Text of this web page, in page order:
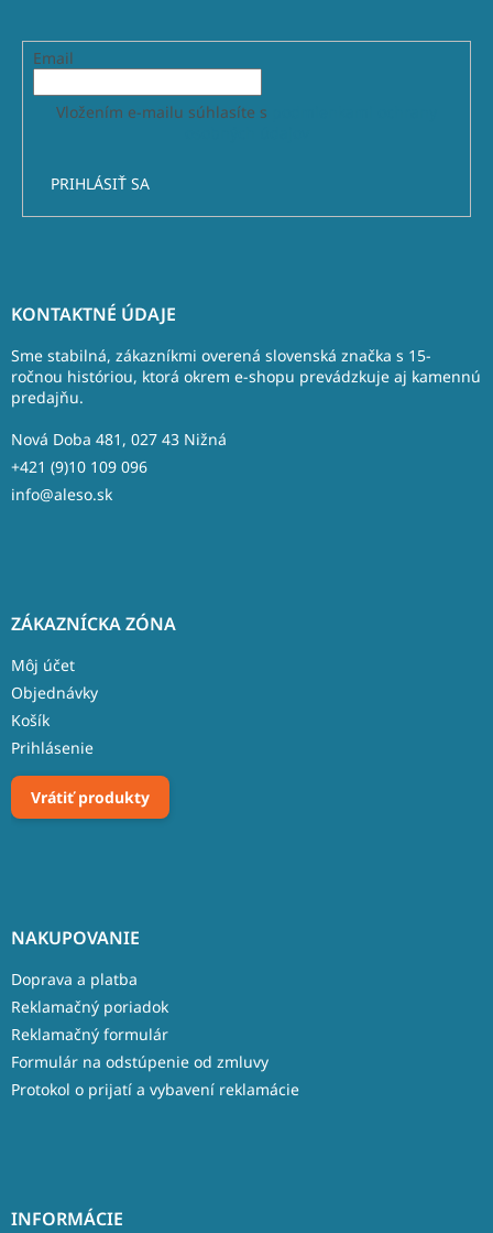
Email
Vložením e-mailu súhlasíte s
PRIHLÁSIŤ SA
KONTAKTNÉ ÚDAJE
Sme stabilná, zákazníkmi overená slovenská značka s 15-
ročnou históriou, ktorá okrem e-shopu prevádzkuje aj kamennú
predajňu.
Nová Doba 481, 027 43 Nižná
+421 (9)10 109 096
info@aleso.sk
ZÁKAZNÍCKA ZÓNA
Môj účet
Objednávky
Košík
Prihlásenie
Vrátiť produkty
NAKUPOVANIE
Doprava a platba
Reklamačný poriadok
Reklamačný formulár
Formulár na odstúpenie od zmluvy
Protokol o prijatí a vybavení reklamácie
INFORMÁCIE